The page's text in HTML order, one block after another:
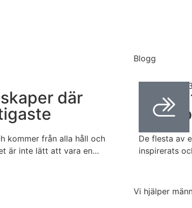
där
kommer från alla håll och
är inte lätt att vara en…
Blogg
mars 31, 2023
idéer
De flesta av
inspirerats
Vi hjälper